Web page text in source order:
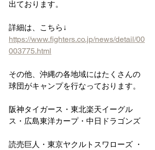
出ております。
詳細は、こちら↓
https://www.fighters.co.jp/news/detail/00
003775.html
その他、沖縄の各地域にはたくさんの
球団がキャンプを行なっております。
阪神タイガース・東北楽天イーグル
ス・広島東洋カープ・中日ドラゴンズ
読売巨人・東京ヤクルトスワローズ ・